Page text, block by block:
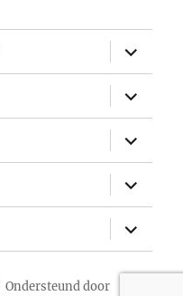
Ondersteund door